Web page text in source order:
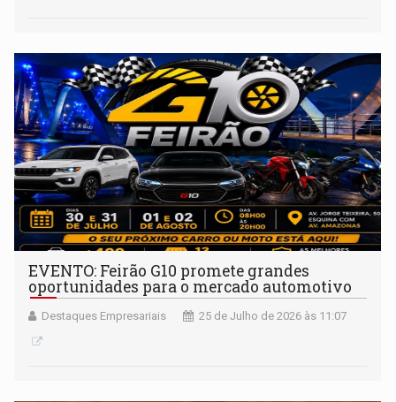
EVENTO: Feirão G10 promete grandes
oportunidades para o mercado automotivo
Destaques Empresariais 25 de Julho de 2026 às 11:07